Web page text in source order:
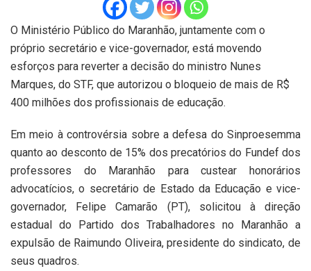
O Ministério Público do Maranhão, juntamente com o
próprio secretário e vice-governador, está movendo
esforços para reverter a decisão do ministro Nunes
Marques, do STF, que autorizou o bloqueio de mais de R$
400 milhões dos profissionais de educação.
Em meio à controvérsia sobre a defesa do Sinproesemma
quanto ao desconto de 15% dos precatórios do Fundef dos
professores do Maranhão para custear honorários
advocatícios, o secretário de Estado da Educação e vice-
governador, Felipe Camarão (PT), solicitou à direção
estadual do Partido dos Trabalhadores no Maranhão a
expulsão de Raimundo Oliveira, presidente do sindicato, de
seus quadros.